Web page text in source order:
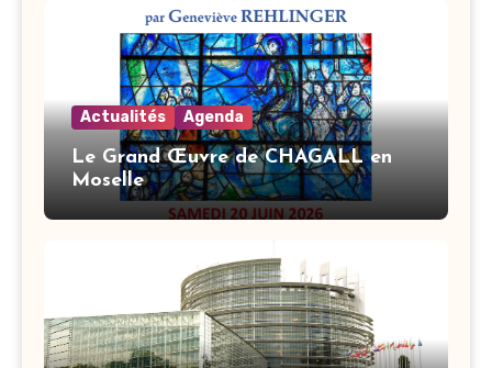
Actualités Agenda
Le Grand Œuvre de CHAGALL en
Moselle